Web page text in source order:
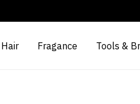
Hair Fragance Tools &